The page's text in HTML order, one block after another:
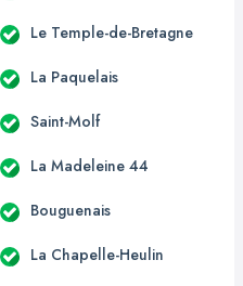
Le Temple-de-Bretagne
La Paquelais
Saint-Molf
La Madeleine 44
Bouguenais
La Chapelle-Heulin